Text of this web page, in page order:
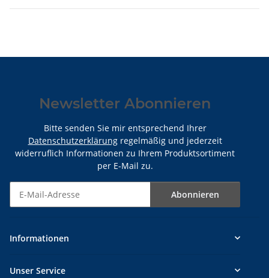
Newsletter Abonnieren
Bitte senden Sie mir entsprechend Ihrer
Datenschutzerklärungregelmäßig und jederzeit
widerruflich Informationen zu Ihrem Produktsortiment
per E-Mail zu.
Abonnieren
Informationen
Unser Service